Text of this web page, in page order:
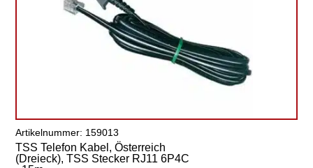
Artikelnummer: 159013
TSS Telefon Kabel, Österreich
(Dreieck), TSS Stecker RJ11 6P4C